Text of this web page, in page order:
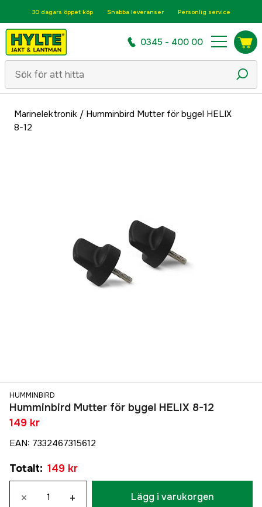
30 dagars öppet köp Snabba leveranser Personlig service
0345 - 400 00
Marinelektronik / Humminbird Mutter för bygel HELIX
8-12
HUMMINBIRD
Humminbird Mutter för bygel HELIX 8-12
149 kr
EAN: 7332467315612
Totalt: 149 kr
× + Lägg i varukorgen